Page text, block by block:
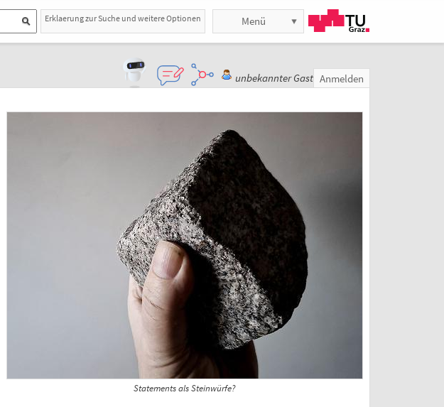
Erklaerung zur Suche und weitere Optionen Menü
unbekannter Gast Anmelden
Statements als Steinwürfe?